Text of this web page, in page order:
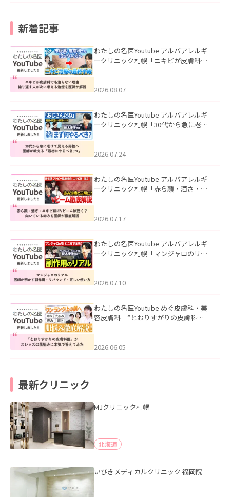
新着記事
わたしの名医Youtube アルバアレルギ
ークリニック札幌「ニキビが皮膚科で
ました。
2026.08.07
わたしの名医Youtube アルバアレルギ
ークリニック札幌「30代から急に老け
た。
2026.07.24
わたしの名医Youtube アルバアレルギ
ークリニック札幌「赤ら顔・酒さ・ニ
した。
2026.07.17
わたしの名医Youtube アルバアレルギ
ークリニック札幌「マンジャロのリア
た。
2026.07.10
わたしの名医Youtube めぐ皮膚科・美
容皮膚科「”とおりすがりの皮膚科
2026.06.05
最新クリニック
MJクリニック札幌
北海道
いびきメディカルクリニック 福岡院